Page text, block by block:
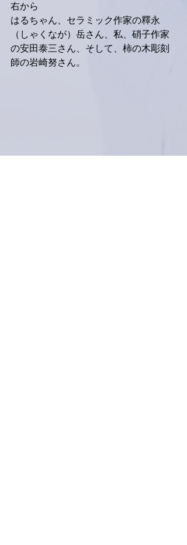
右から
はるちゃん、セラミック作家の釋永
（しゃくなが）岳さん、私、硝子作家
の安田泰三さん、そして、柿の木彫刻
師の岩崎努さん。